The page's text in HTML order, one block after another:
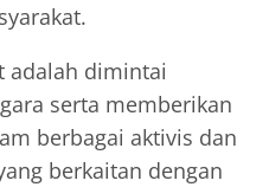
adalah dimintai
serta memberikan
berbagai aktivis dan
berkaitan dengan